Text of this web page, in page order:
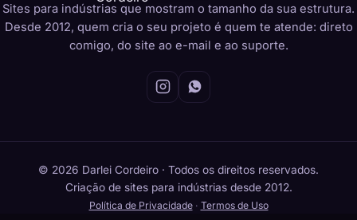
Sites para indústrias que mostram o tamanho da sua estrutura.
Desde 2012, quem cria o seu projeto é quem te atende: direto
comigo, do site ao e-mail e ao suporte.
© 2026 Darlei Cordeiro · Todos os direitos reservados.
Criação de sites para indústrias desde 2012.
Política de Privacidade· Termos de Uso